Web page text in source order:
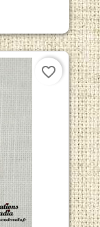
favorite_border